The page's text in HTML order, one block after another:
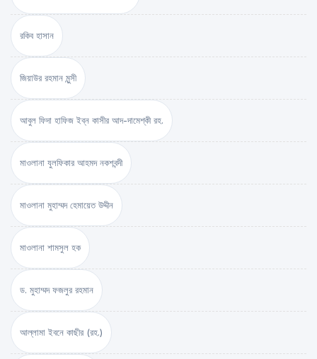
রকিব হাসান
জিয়াউর রহমান মুন্সী
আবুল ফিদা হাফিজ ইব্‌ন কাসীর আদ-দামেশ্‌কী রহ.
মাওলানা যুলফিকার আহমদ নকশবন্দী
মাওলানা মুহাম্মদ হেমায়েত উদ্দীন
মাওলানা শামসুল হক
ড. মুহাম্মদ ফজলুর রহমান
আল্লামা ইবনে কাছীর (রহ.)